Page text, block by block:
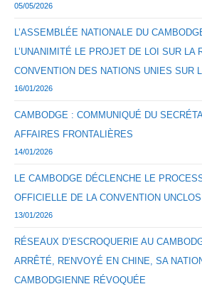
05/05/2026
L’ASSEMBLÉE NATIONALE DU
L’UNANIMITÉ LE PROJET DE LOI SUR LA
CONVENTION DES NATIONS UNIES SUR
16/01/2026
CAMBODGE : COMMUNIQUÉ DU
AFFAIRES FRONTALIÈRES
14/01/2026
LE CAMBODGE DÉCLENCHE LE
OFFICIELLE DE LA CONVENTION UNCLOS
13/01/2026
RÉSEAUX D’ESCROQUERIE AU
ARRÊTÉ, RENVOYÉ EN CHINE, SA
CAMBODGIENNE RÉVOQUÉE